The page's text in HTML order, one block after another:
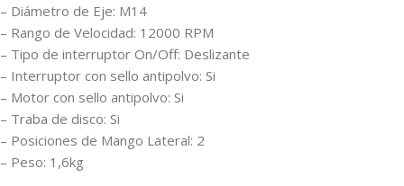
– Diámetro de Eje: M14
– Rango de Velocidad: 12000 RPM
– Tipo de interruptor On/Off: Deslizante
– Interruptor con sello antipolvo: Si
– Motor con sello antipolvo: Si
– Traba de disco: Si
– Posiciones de Mango Lateral: 2
– Peso: 1,6kg